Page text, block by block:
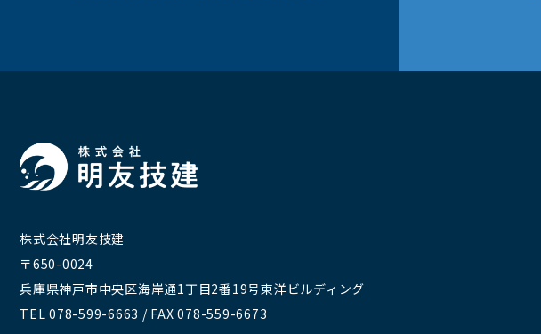
株式会社明友技建
〒650-0024
兵庫県神戸市中央区海岸通1丁目2番19号東洋ビルディング
TEL 078-599-6663 / FAX 078-559-6673